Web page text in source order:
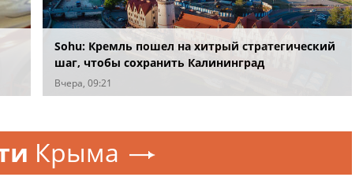
Sohu: Кремль пошел на хитрый стратегический
шаг, чтобы сохранить Калининград
Вчера, 09:21
Крыма